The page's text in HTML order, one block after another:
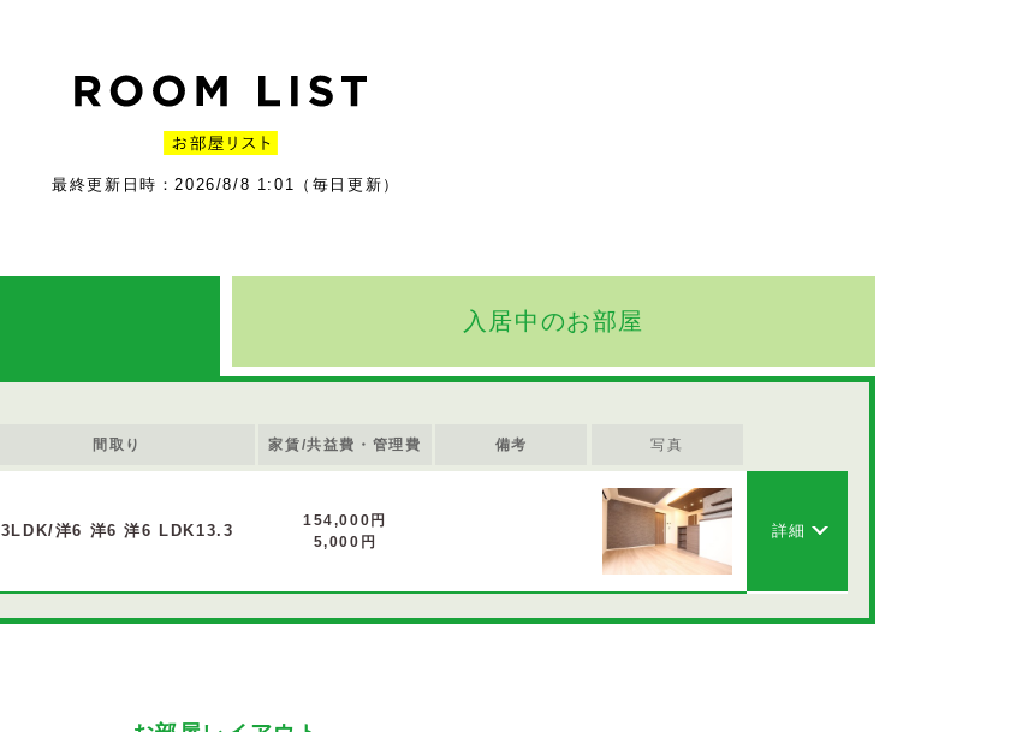
最終更新日時：2026/8/8 1:01（毎日更新）
入居中のお部屋
間取り 家賃/共益費・管理費 備考 写真
3LDK/洋6 洋6 洋6 LDK13.3
154,000円
5,000円
詳細